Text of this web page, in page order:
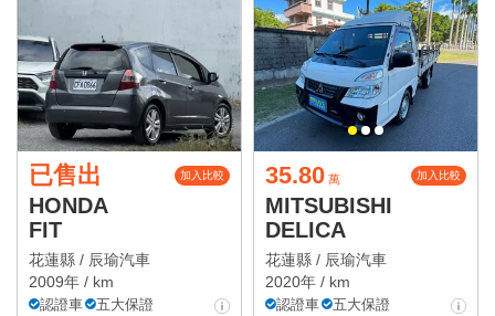
已售出 加入比較
HONDA
FIT
花蓮縣 / 辰瑜汽車
2009年 / km
認證車 五大保證
35.80 萬 加入比較
MITSUBISHI
DELICA
花蓮縣 / 辰瑜汽車
2020年 / km
認證車
五大保證